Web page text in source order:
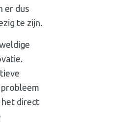
er dus
te zijn.
het direct